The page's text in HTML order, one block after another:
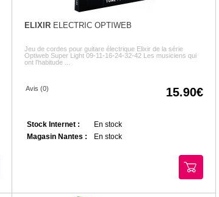
ELIXIR ELECTRIC OPTIWEB
Jeu de cordes pour guitare électrique Elixir de la série
Optiweb Super Light 09-11-16-24-32-42 Les musiciens qui
ont l'habitude ...
Avis (0) 15.90
Stock Internet :
En stock
Magasin Nantes :
En stock